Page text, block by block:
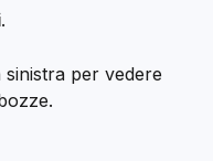
.
sinistra per vedere